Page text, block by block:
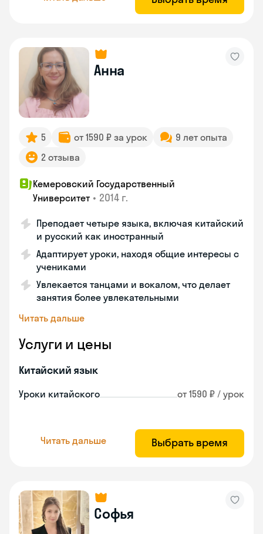
Анна
5 от 1590 ₽ за урок
9 лет опыта
2 отзыва
Кемеровский Государственный
Университет • 2014 г.
Преподает четыре языка, включая китайский
и русский как иностранный
Адаптирует уроки, находя общие интересы с
учениками
Увлекается танцами и вокалом, что делает
занятия более увлекательными
Читать дальше
Услуги и цены
Китайский язык
Уроки китайского от 1590 ₽ / урок
Читать дальше Выбрать время
Софья